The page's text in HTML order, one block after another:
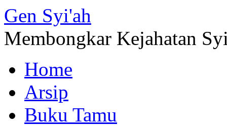
Gen Syi'ah
Membongkar Kejahatan
Home
Arsip
Buku Tamu